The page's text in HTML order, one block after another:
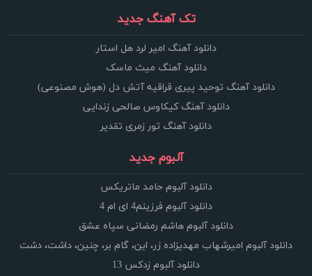
تک آهنگ جدید
دانلود آهنگ امیر لرد هل استار
دانلود آهنگ میث ماسک
دانلود آهنگ توحید پیری قراقیه آتش دل (هوش مصنوعی)
دانلود آهنگ کیکاوس صالحی زندایی
دانلود آهنگ تور زمری تقدیر
آلبوم جدید
دانلود آلبوم حامد ماتریکس
دانلود آلبوم فرزینم4 ای ام 4
دانلود آلبوم هاشم رمضانی سپاه عشق
دانلود آلبوم امیرشهاب مهدیزاده زر، این، گام بر، چنین، داشت، دشت
دانلود آلبوم زدکس 13